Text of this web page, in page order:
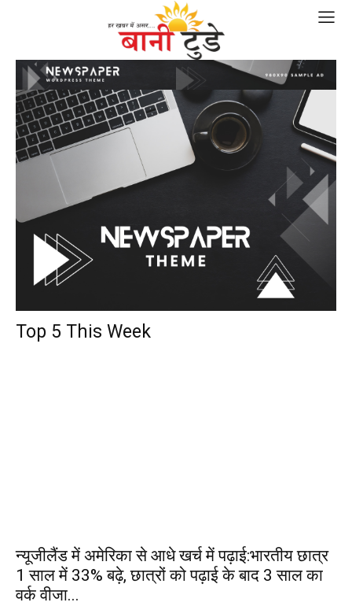
Top 5 This Week
न्यूजीलैंड में अमेरिका से आधे खर्च में पढ़ाई:भारतीय छात्र
1 साल में 33% बढ़े, छात्रों को पढ़ाई के बाद 3 साल का
वर्क वीजा...